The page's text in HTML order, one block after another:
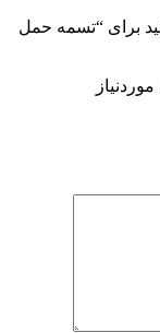
برای “تسمه حمل